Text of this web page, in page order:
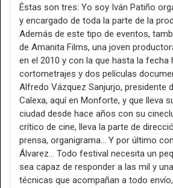
Éstas son tres: Yo soy Iván Patiño
y encargado de toda la parte de la
Además de este tipo de eventos,
de Amanita Films, una joven
en el 2010 y con la que hasta la fecha
cortometrajes y dos películas
Alfredo Vázquez Sanjurjo, presidente
Calexa, aquí en Monforte, y que lleva
ciudad desde hace años con su
crítico de cine, lleva la parte de
prensa, organigrama… Y por último
Álvarez… Todo festival necesita un
sea capaz de responder a las mil y
técnicas que acompañan a todo